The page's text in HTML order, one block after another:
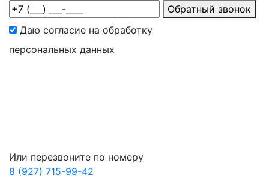
Обратный звонок
Даю согласие на обработку
персональных данных
Или перезвоните по номеру
8 (927) 715-99-42